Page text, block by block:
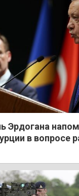
Эрдогана
в вопросе